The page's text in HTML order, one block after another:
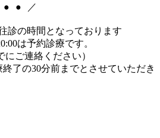
● ● ／
診の時間となっております
は予約診療です。
にご連絡ください）
了の30分前までとさせていただき